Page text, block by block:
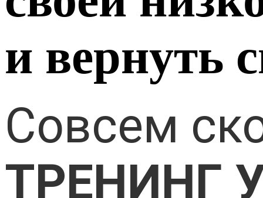
и
Совсем
ТРЕНИНГ